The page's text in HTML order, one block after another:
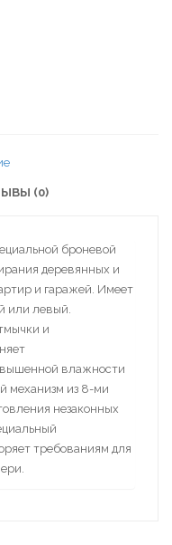
(0)
броневой
деревянных и
и гаражей. Имеет
или левый.
и
влажности
механизм из 8-ми
незаконных
требованиям для